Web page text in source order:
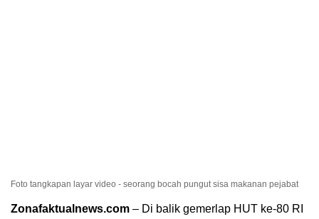
Foto tangkapan layar video - seorang bocah pungut sisa makanan pejabat
Zonafaktualnews.com – Di balik gemerlap HUT ke-80 RI